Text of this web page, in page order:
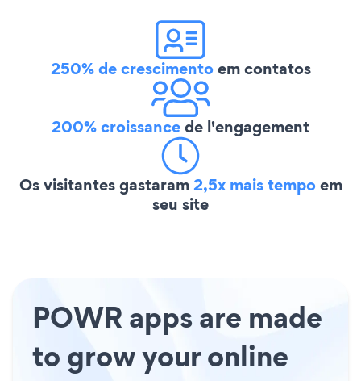
250% de crescimentoem contatos
200% croissancede l'engagement
Os visitantes gastaram2,5x mais tempoem
seu site
POWR apps are made
to grow your online